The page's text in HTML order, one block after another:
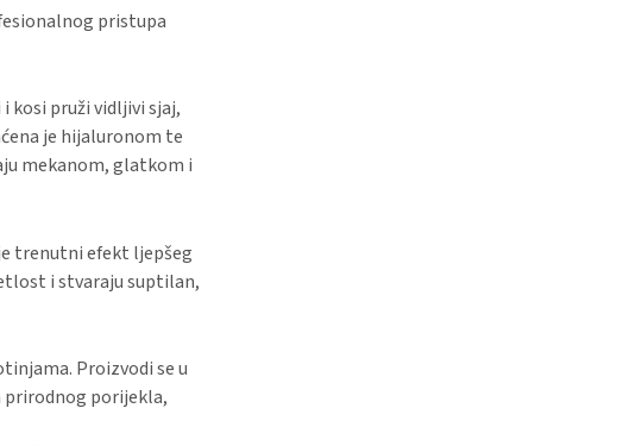
pristupa
kosi pruži vidljivi sjaj,
je hijaluronom te
mekanom, glatkom i
trenutni efekt ljepšeg
i stvaraju suptilan,
Proizvodi se u
prirodnog porijekla,